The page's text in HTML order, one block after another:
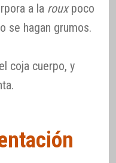
a la rouxpoco
se hagan grumos.
coja cuerpo, y